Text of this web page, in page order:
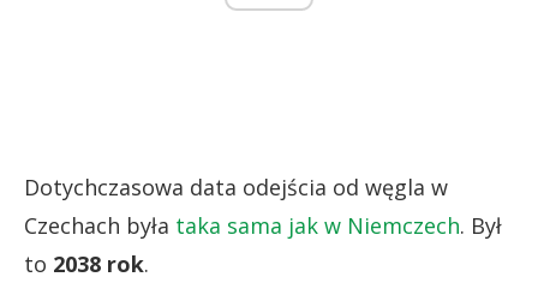
Dotychczasowa data odejścia od węgla w
Czechach była taka sama jak w Niemczech. Był
to 2038 rok.